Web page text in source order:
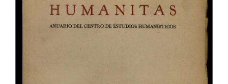
artículo